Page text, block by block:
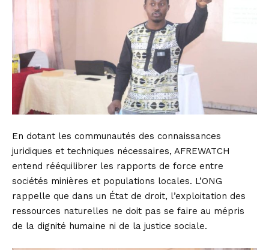
En dotant les communautés des connaissances
juridiques et techniques nécessaires, AFREWATCH
entend rééquilibrer les rapports de force entre
sociétés minières et populations locales. L’ONG
rappelle que dans un État de droit, l’exploitation des
ressources naturelles ne doit pas se faire au mépris
de la dignité humaine ni de la justice sociale.